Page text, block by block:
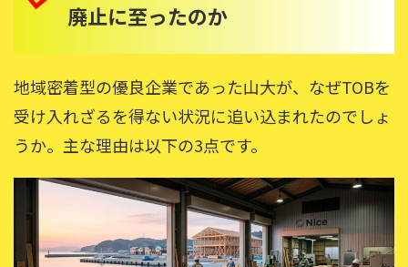
廃止に至ったのか
地域密着型の優良企業であった山大が、なぜTOBを
受け入れざるを得ない状況に追い込まれたのでしょ
うか。主な理由は以下の3点です。